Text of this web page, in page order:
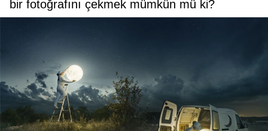
bir fotoğrafını çekmek mümkün mü ki?